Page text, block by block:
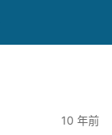
10 年前